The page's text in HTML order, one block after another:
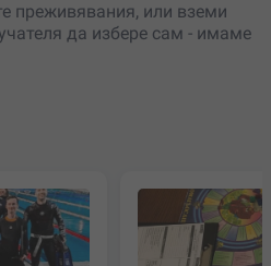
преживявания, или вземи
да избере сам - имаме